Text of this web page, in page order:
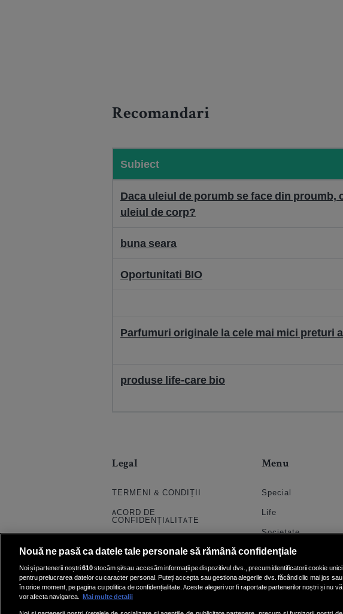
Recomandari
Subiect
Daca uleiul de porumb se face din proumb,
uleiul de corp?
buna seara
Oportunitati BIO
Parfumuri originale la cele mai mici preturi
produse life-care bio
Legal
TERMENI & CONDIȚII
ACORD DE
CONFIDENȚIALITATE
PRELUCRAREA DATELOR
CONTACT
SETĂRI COOKIE
Menu
Special
Life
Societate
Stil
Horoscop
Quiz
Echipa
Nouă ne pasă ca datele tale personale să rămână confidențiale
Noi și partenerii noștri610stocăm și/sau accesăm informații pe dispozitivul dvs., precum identificatorii cookie unici
pentru prelucrarea datelor cu caracter personal. Puteți accepta sau gestiona alegerile dvs. făcând clic mai jos sau
în orice moment, pe pagina cu politica de confidențialitate. Aceste alegeri vor fi raportate partenerilor noștri și nu vă
vor afecta navigarea. Mai multe detalii